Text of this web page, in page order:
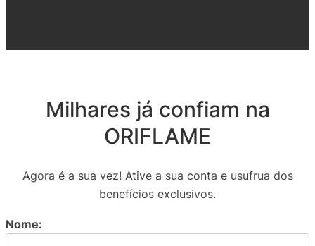
Milhares já confiam na
ORIFLAME
Agora é a sua vez! Ative a sua conta e usufrua dos
benefícios exclusivos.
Nome: